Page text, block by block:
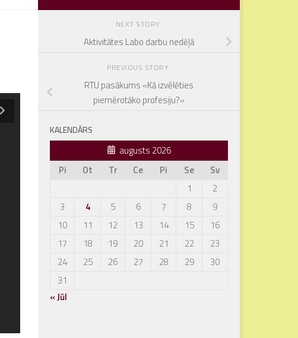
NEXT STORY
Aktivitātes Labo darbu nedēļā
PREVIOUS STORY
RTU pasākums «Kā izvēlēties
piemērotāko profesiju?»
KALENDĀRS
augusts 2026
Pi
Ot Tr Ce Pi Se
Sv
1
2
3
4 5 6 7 8
9
10
11 12 13 14 15
16
17
18 19 20 21 22
23
24
25 26 27 28 29
30
31
« Jūl